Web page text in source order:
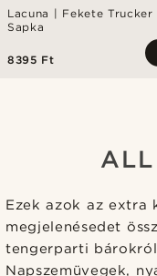
Lacuna | Fekete Trucker
Sapka
8395 Ft
Ezek azok az extra
megjelenésedet
tengerparti
Napszemüvegek,